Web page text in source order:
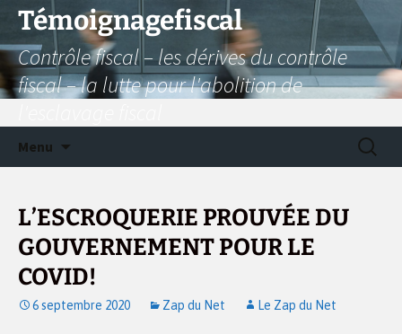
Aller
contenu
Témoignagefiscal
Contrôle fiscal – les dérives du contrôle
fiscal – la lutte pour l'abolition de
Menu
L’ESCROQUERIE PROUVÉE DU
GOUVERNEMENT POUR LE
COVID!
6 septembre 2020 Zap du Net Le Zap du Net